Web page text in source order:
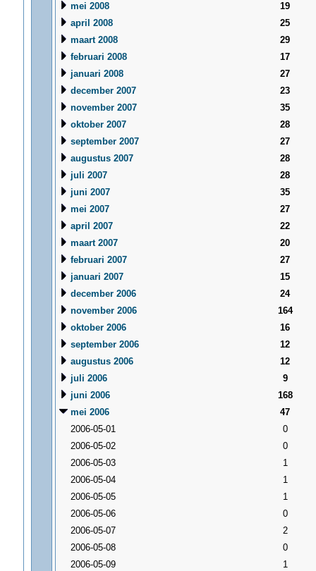
mei 2008
19
april 2008
25
maart 2008
29
februari 2008
17
januari 2008
27
december 2007
23
november 2007
35
oktober 2007
28
september 2007
27
augustus 2007
28
juli 2007
28
juni 2007
35
mei 2007
27
april 2007
22
maart 2007
20
februari 2007
27
januari 2007
15
december 2006
24
november 2006
164
oktober 2006
16
september 2006
12
augustus 2006
12
juli 2006
9
juni 2006
168
mei 2006
47
2006-05-01
0
2006-05-02
0
2006-05-03
1
2006-05-04
1
2006-05-05
1
2006-05-06
0
2006-05-07
2
2006-05-08
0
2006-05-09
1